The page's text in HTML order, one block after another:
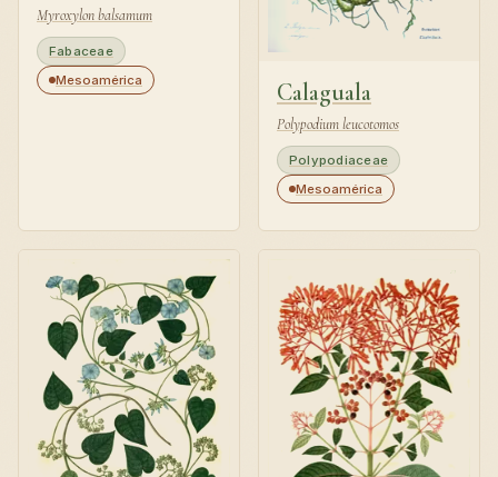
Myroxylon balsamum
Fabaceae
Mesoamérica
Calaguala
Polypodium leucotomos
Polypodiaceae
Mesoamérica